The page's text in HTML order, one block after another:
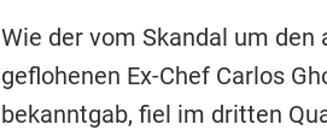
Wie der vom Skandal um den
geflohenen Ex-Chef Carlos
bekanntgab, fiel im dritten